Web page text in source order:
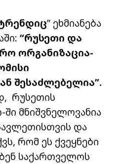
” ეხმიანება
“რუსეთი და
ორგანიზაცია-
შესაძლებელია”.
რუსეთის
ში მნიშვნელოვანია
და
რომ ეს ქვეყნები
საქართველოს